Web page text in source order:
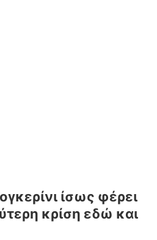
ίσως φέρει
κρίση εδώ και